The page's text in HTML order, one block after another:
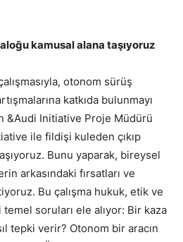
kamusal alana taşıyoruz
otonom sürüş
katkıda bulunmayı
&Audi Initiative Proje Müdürü
ile fildişi kuleden çıkıp
Bunu yaparak, bireysel
arkasındaki fırsatları ve
Bu çalışma hukuk, etik ve
soruları ele alıyor: Bir kaza
tepki verir? Otonom bir aracın